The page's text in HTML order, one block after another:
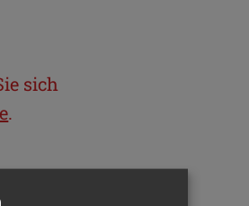
sich
.